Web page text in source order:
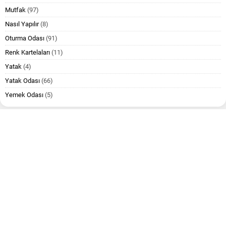
Mutfak (97)
Nasıl Yapılır(8)
Oturma Odası (91)
Renk Kartelaları (11)
Yatak (4)
Yatak Odası (66)
Yemek Odası (5)